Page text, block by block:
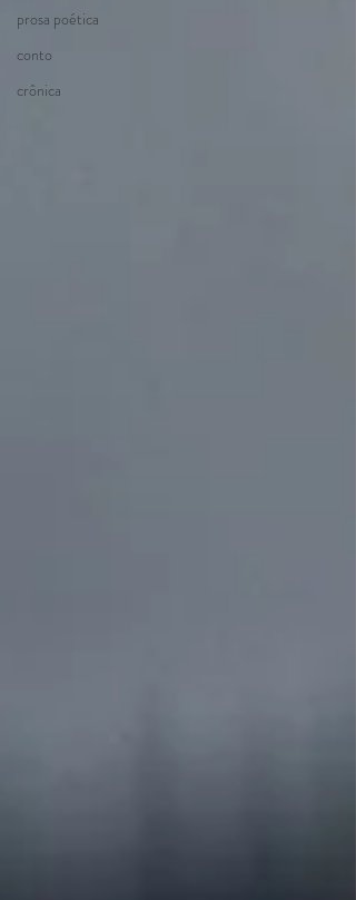
prosa poética
conto
crônica